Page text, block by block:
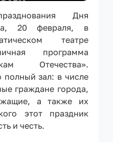
Дня
20 февраля, в
театре
программа
Отечества».
полный зал: в числе
граждане города,
а также их
этот праздник
и честь.